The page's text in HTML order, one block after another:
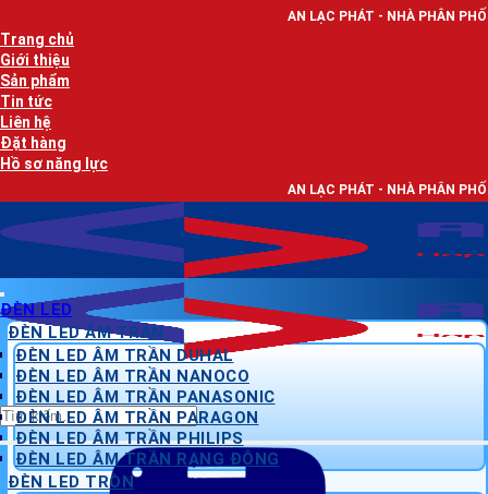
qua
nội
dung
AN LẠC PHÁT - NHÀ PHÂN PHỐI THIẾT BỊ ĐIỆN,
Trang chủ
Giới thiệu
Sản phẩm
Tin tức
Liên hệ
Đặt hàng
Hồ sơ năng lực
AN LẠC PHÁT - NHÀ PHÂN PHỐI THIẾT BỊ ĐIỆN,
Tìm
kiếm:
ĐÈN LED
ĐÈN LED ÂM TRẦN
ĐÈN LED ÂM TRẦN DUHAL
ĐÈN LED ÂM TRẦN NANOCO
ĐÈN LED ÂM TRẦN PANASONIC
ĐÈN LED ÂM TRẦN PARAGON
ĐÈN LED ÂM TRẦN PHILIPS
ĐÈN LED ÂM TRẦN RẠNG ĐÔNG
ĐÈN LED TRÒN